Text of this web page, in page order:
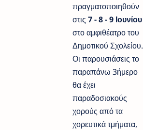
πραγματοποιηθούν
στις 7 - 8 - 9 Ιουνίου
στο αμφιθέατρο του
Δημοτικού Σχολείου.
Οι παρουσιάσεις το
παραπάνω 3ήμερο
θα έχει
παραδοσιακούς
χορούς από τα
χορευτικά τμήματα,